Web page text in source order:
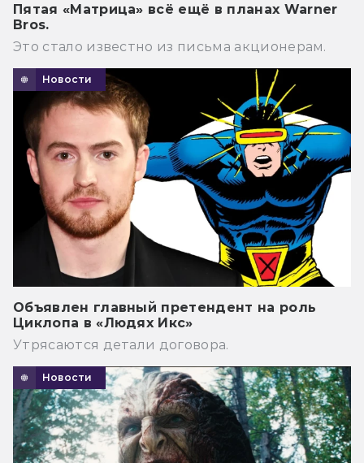
Пятая «Матрица» всё ещё в планах Warner
Bros.
Это стало известно из письма акционерам.
Новости
Объявлен главный претендент на роль
Циклопа в «Людях Икс»
Утрясаются детали договора.
Новости